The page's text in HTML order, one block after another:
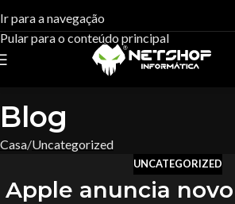
Ir para a navegação
Pular para o conteúdo principal
Blog
Casa Uncategorized
UNCATEGORIZED
Apple anuncia